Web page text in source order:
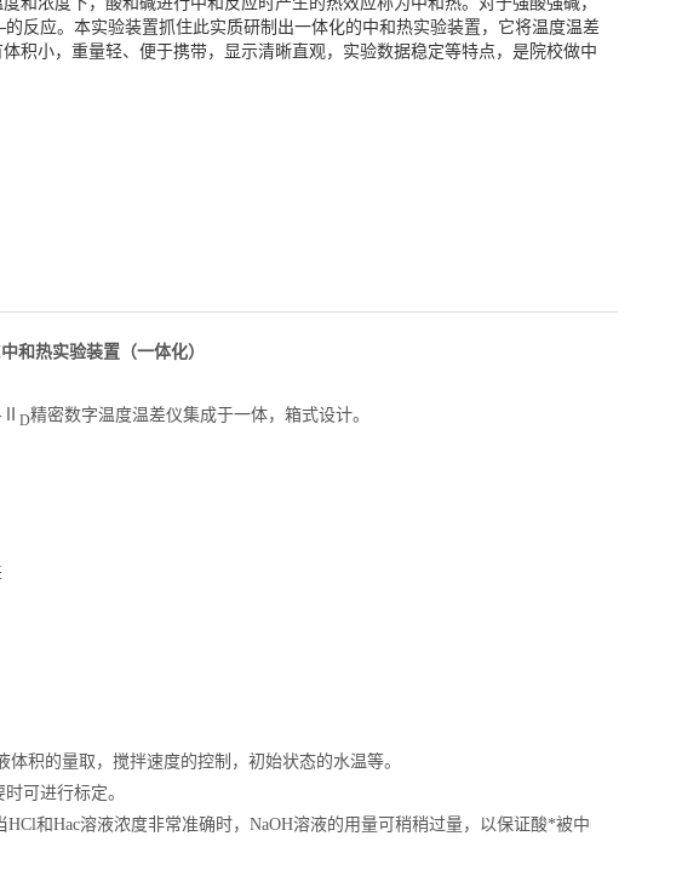
反应。本实验装置抓住此实质研制出一体化的中和热实验装置，它将温度温差
积小，重量轻、便于携带，显示清晰直观，实验数据稳定等特点，是院校做中
和热实验装置（一体化）
D精密数字温度温差仪集成于一体，箱式设计。
积的量取，搅拌速度的控制，初始状态的水温等。
可进行标定。
和Hac溶液浓度非常准确时，NaOH溶液的用量可稍稍过量，以保证酸*被中